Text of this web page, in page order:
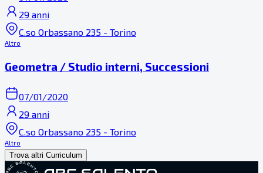
29 anni
C.so Orbassano 235 - Torino
Altro
Geometra / Studio interni, Successioni
07/01/2020
29 anni
C.so Orbassano 235 - Torino
Altro
Trova altri Curriculum